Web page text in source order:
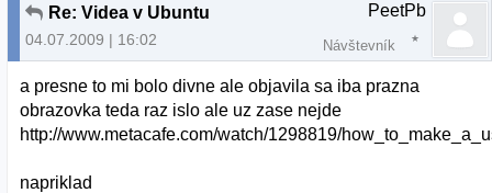
Re: Videa v Ubuntu
04.07.2009 | 16:02
PeetPb
Návštevník
a presne to mi bolo divne ale objavila sa iba prazna
obrazovka teda raz islo ale uz zase nejde
http://www.metacafe.com/watch/1298819/
napriklad